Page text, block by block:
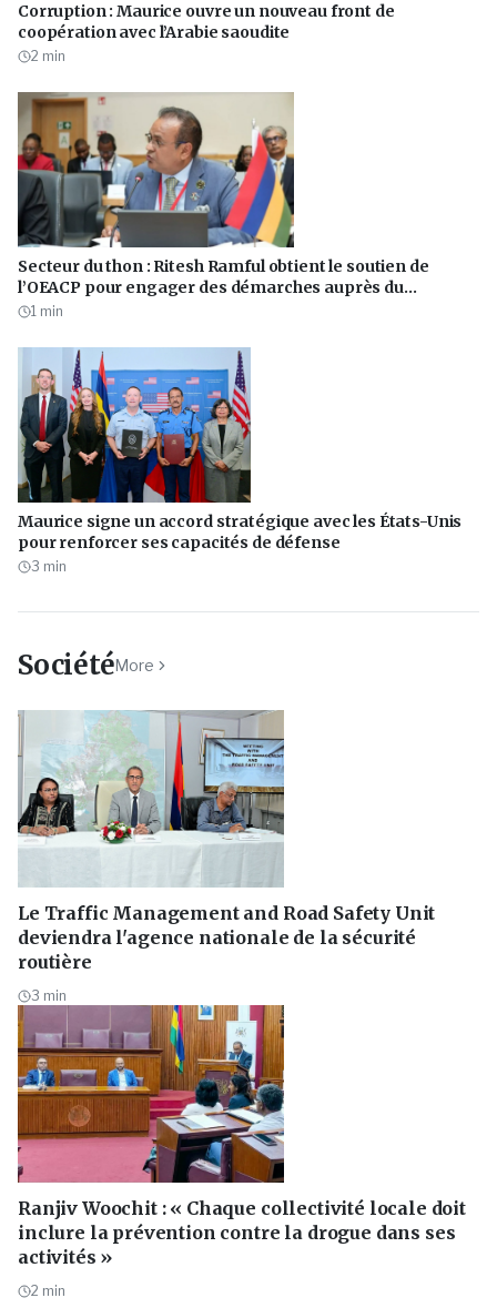
Corruption : Maurice ouvre un nouveau front de
coopération avec l’Arabie saoudite
2 min
Secteur du thon : Ritesh Ramful obtient le soutien de
l’OEACP pour engager des démarches auprès du
Royaume-Uni
1 min
Maurice signe un accord stratégique avec les États-Unis
pour renforcer ses capacités de défense
3 min
SociétéMore
Le Traffic Management and Road Safety Unit
deviendra l'agence nationale de la sécurité
routière
3 min
Ranjiv Woochit : « Chaque collectivité locale doit
inclure la prévention contre la drogue dans ses
activités »
2 min